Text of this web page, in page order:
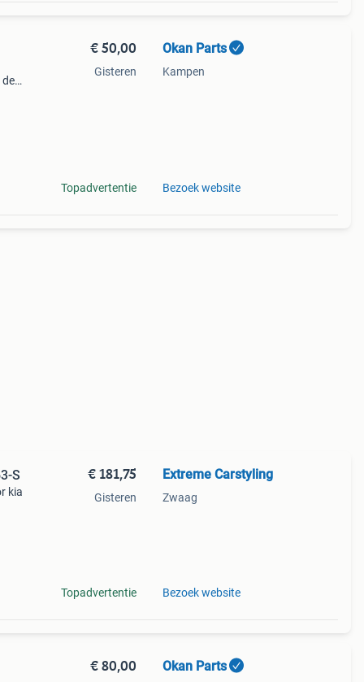
€ 50,00
Gisteren
Topadvertentie
Okan Parts
Kampen
Bezoek website
S
kia
€ 181,75
Gisteren
Topadvertentie
Extreme Carstyling
Zwaag
Bezoek website
€ 80,00 Okan Parts